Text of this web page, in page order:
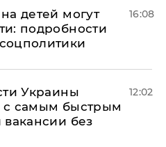
детей могут
подробности
16:08
Украины
с самым быстрым
вакансии без
12:02